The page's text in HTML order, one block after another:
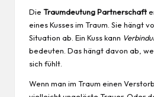
Die Traumdeutung Partnerschaft
eines Kusses im Traum. Sie hängt
Situation ab. Ein Kuss kann
bedeuten. Das hängt davon ab,
sich fühlt.
Wenn man im Traum einen